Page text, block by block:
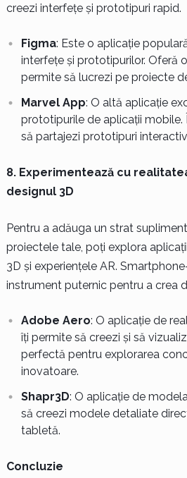
creezi interfețe și prototipuri rapid.
Figma: Este o aplicație
interfețe și prototipurilor. Oferă
permite să lucrezi pe proiecte
Marvel App: O altă aplicație
prototipurile de aplicații mobile.
să partajezi prototipuri
8. Experimentează cu
designul 3D
Pentru a adăuga un strat
proiectele tale, poți explora
3D și experiențele AR.
instrument puternic pentru a crea
Adobe Aero: O aplicație de
îți permite să creezi și să
perfectă pentru explorarea
inovatoare.
Shapr3D: O aplicație de
să creezi modele detaliate
tabletă.
Concluzie